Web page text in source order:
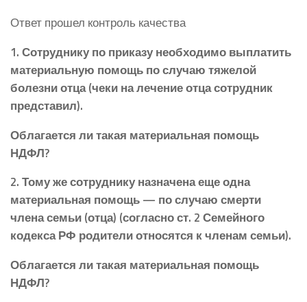
Ответ прошел контроль качества
1. Сотруднику по приказу необходимо выплатить
материальную помощь по случаю тяжелой
болезни отца (чеки на лечение отца сотрудник
представил).
Облагается ли такая материальная помощь
НДФЛ?
2. Тому же сотруднику назначена еще одна
материальная помощь — по случаю смерти
члена семьи (отца) (согласно ст. 2 Семейного
кодекса РФ родители относятся к членам семьи).
Облагается ли такая материальная помощь
НДФЛ?